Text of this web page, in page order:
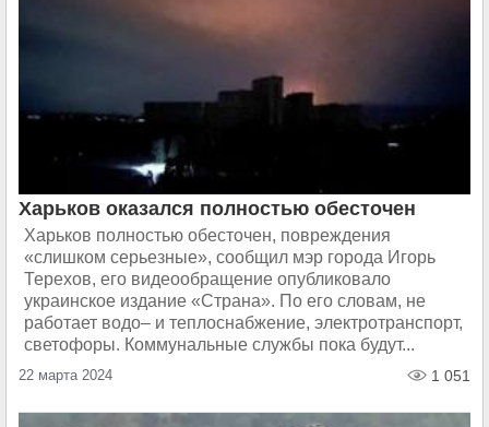
Харьков оказался полностью обесточен
Харьков полностью обесточен, повреждения
«слишком серьезные», сообщил мэр города Игорь
Терехов, его видеообращение опубликовало
украинское издание «Страна». По его словам, не
работает водо– и теплоснабжение, электротранспорт,
светофоры. Коммунальные службы пока будут...
22 марта 2024 1 051